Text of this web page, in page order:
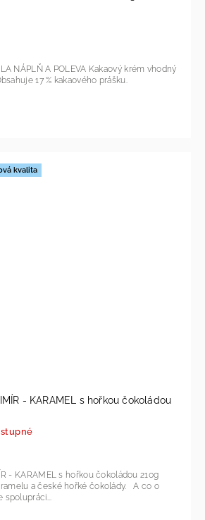
POLEVA Kakaový krém vhodný
polévání i plnění. Obsahuje 17 % kakaového prášku.
kvalita
- KARAMEL s hořkou čokoládou
- KARAMEL s hořkou čokoládou 210g
a české hořké čokolády. A co o
výrobce? "Ve spolupráci...